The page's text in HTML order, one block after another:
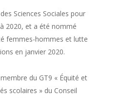
Sciences Sociales pour
2020, et a été nommé
femmes-hommes et lutte
en janvier 2020.
du GT9 « Équité et
scolaires » du Conseil